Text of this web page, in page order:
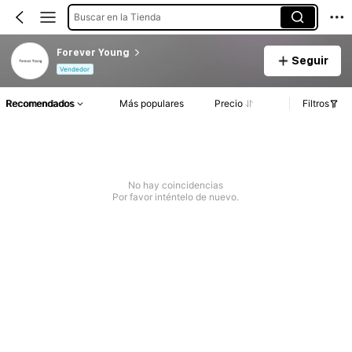
Buscar en la Tienda
Forever Young
Vendedor
Seguir
Recomendados Más populares Precio Filtros
No hay coincidencias
Por favor inténtelo de nuevo.